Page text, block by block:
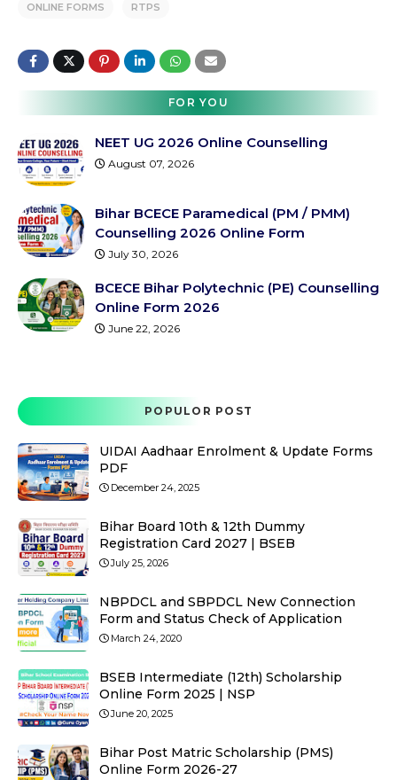
ONLINE FORMS RTPS
FOR YOU
NEET UG 2026 Online Counselling
August 07, 2026
Bihar BCECE Paramedical (PM / PMM)
Counselling 2026 Online Form
July 30, 2026
BCECE Bihar Polytechnic (PE) Counselling
Online Form 2026
June 22, 2026
POPULOR POST
UIDAI Aadhaar Enrolment & Update Forms
PDF
December 24, 2025
Bihar Board 10th & 12th Dummy
Registration Card 2027 | BSEB
July 25, 2026
NBPDCL and SBPDCL New Connection
Form and Status Check of Application
March 24, 2020
BSEB Intermediate (12th) Scholarship
Online Form 2025 | NSP
June 20, 2025
Bihar Post Matric Scholarship (PMS)
Online Form 2026-27